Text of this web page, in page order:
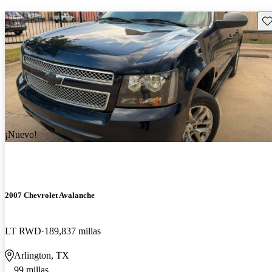
¡Nuevo!
2007 Chevrolet Avalanche
LT RWD 189,837 millas
Arlington, TX